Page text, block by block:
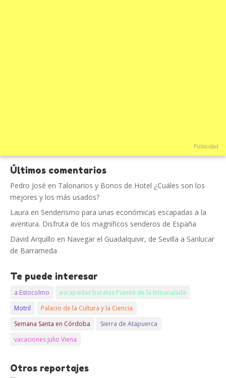
Publicidad
Últimos comentarios
Pedro José en Talonarios y Bonos de Hotel ¿Cuáles son los
mejores y los más usados?
Laura en Senderismo para unas económicas escapadas a la
aventura. Disfruta de los magníficos senderos de España
David Arquillo en Navegar el Guadalquivir, de Sevilla a Sanlucar
de Barrameda
Te puede interesar
a Estocolmo
escapadas baratas Puente de la Inmaculada
Motril
Palacio de la Cultura y la Ciencia
Semana Santa en Córdoba
Sierra de Atapuerca
vacaciones julio Viena
Otros reportajes